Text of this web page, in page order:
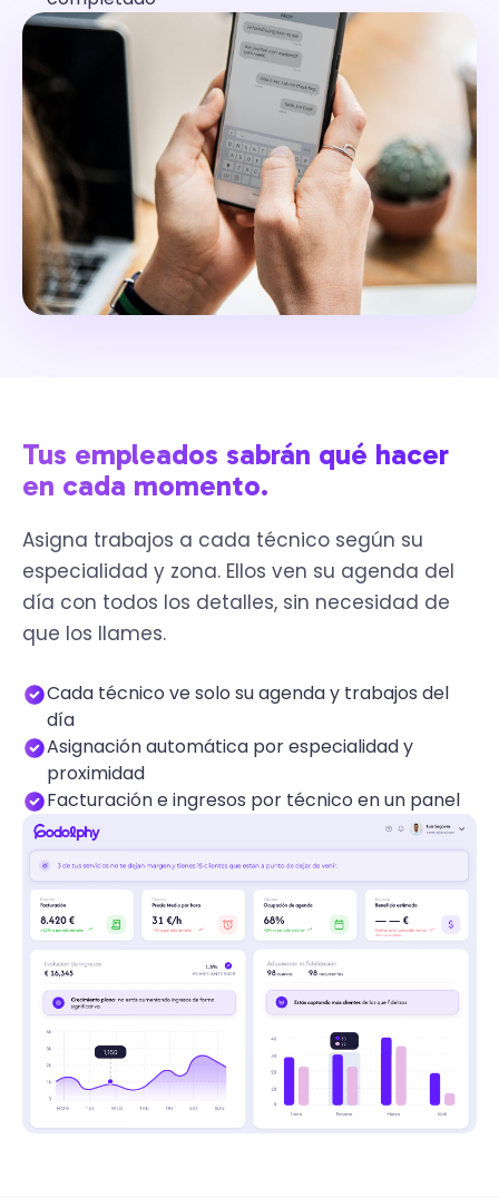
Tus empleados sabrán qué hacer
en cada momento.
Asigna trabajos a cada técnico según su
especialidad y zona. Ellos ven su agenda del
día con todos los detalles, sin necesidad de
que los llames.
Cada técnico ve solo su agenda y trabajos del
día
Asignación automática por especialidad y
proximidad
Facturación e ingresos por técnico en un panel